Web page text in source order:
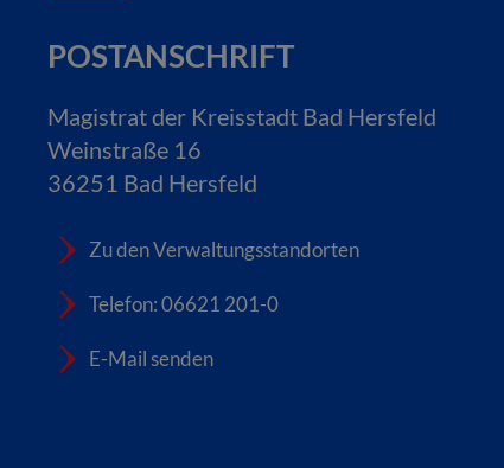
POSTANSCHRIFT
Magistrat der Kreisstadt Bad Hersfeld
Weinstraße 16
36251 Bad Hersfeld
Zu den Verwaltungsstandorten
Telefon: 06621 201-0
E-Mail senden